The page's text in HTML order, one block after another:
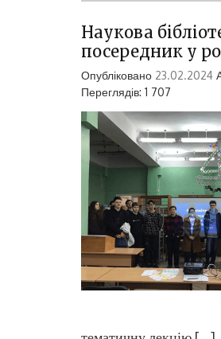
Наукова
посередник у
Опубліковано 23.02.2024
Переглядів: 1 707